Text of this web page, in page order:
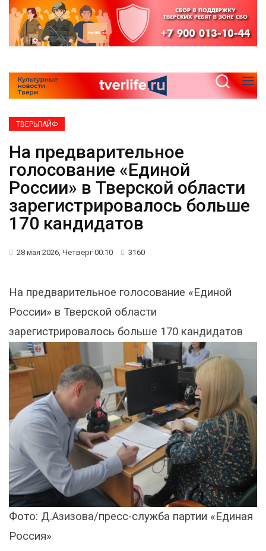
ТВЕРЬЛАЙФ
На предварительное
голосование «Единой
России» в Тверской области
зарегистрировалось больше
170 кандидатов
28 мая 2026, Четверг 00:10 3160
На предварительное голосование «Единой
России» в Тверской области
зарегистрировалось больше 170 кандидатов
Фото: Д.Азизова/пресс-служба партии «Единая
Россия»